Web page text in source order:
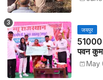
जयपुर
51000
पवन
May